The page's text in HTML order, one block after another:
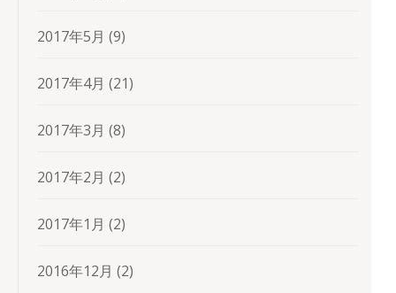
2017年5月 (9)
2017年4月 (21)
2017年3月 (8)
2017年2月 (2)
2017年1月 (2)
2016年12月 (2)